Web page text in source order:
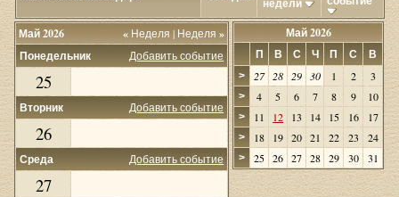
недели
« Неделя | Неделя»
Май 2026
Добавить событие
Понедельник
25
Добавить событие
Вторник
26
Добавить событие
Среда
27
Май 2026
П
В С Ч П С В
> 27 28 29 30 1 2 3
> 4 5 6 7 8 9 10
> 11 12 13 14 15 16 17
> 18 19 20 21 22 23 24
> 25 26 27 28 29 30 31